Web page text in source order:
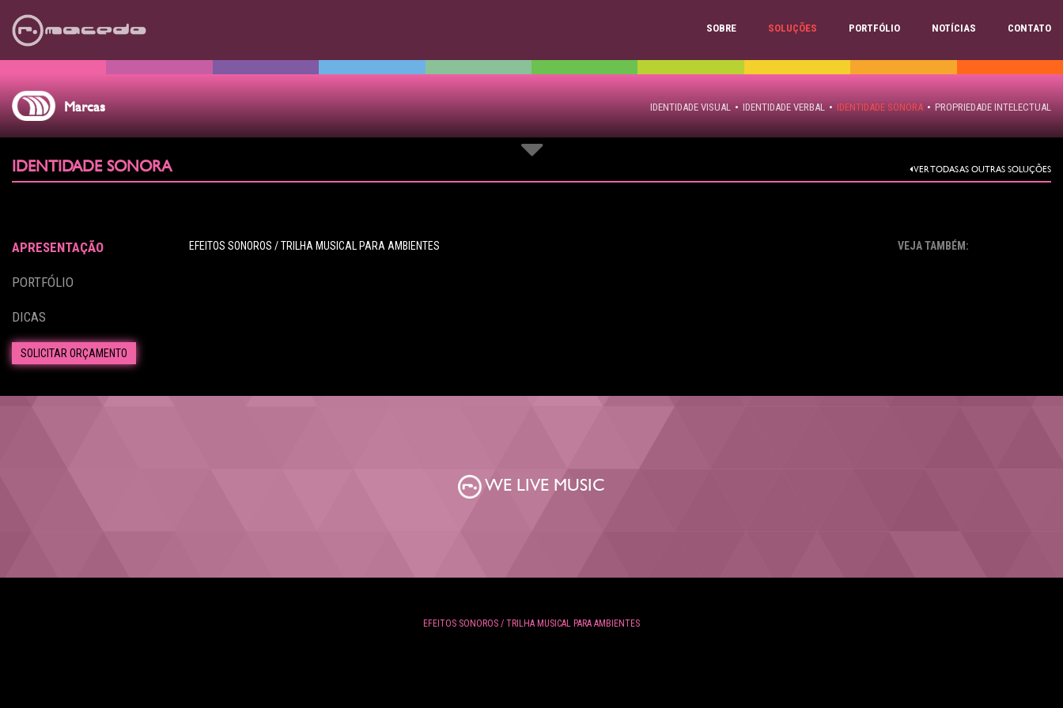
SOBRE SOLUÇÕES PORTFÓLIO NOTÍCIAS CONTATO
Marcas IDENTIDADE VISUAL • IDENTIDADE VERBAL • IDENTIDADE SONORA • PROPRIEDADE INTELECTUAL
IDENTIDADE SONORA VER TODAS AS OUTRAS SOLUÇÕES
APRESENTAÇÃO
PORTFÓLIO
DICAS
SOLICITAR ORÇAMENTO
EFEITOS SONOROS / TRILHA MUSICAL PARA AMBIENTES VEJA TAMBÉM:
WE LIVE MUSIC
EFEITOS SONOROS / TRILHA MUSICAL PARA AMBIENTES